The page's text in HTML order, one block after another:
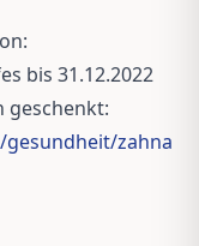
bis 31.12.2022
geschenkt:
zahna